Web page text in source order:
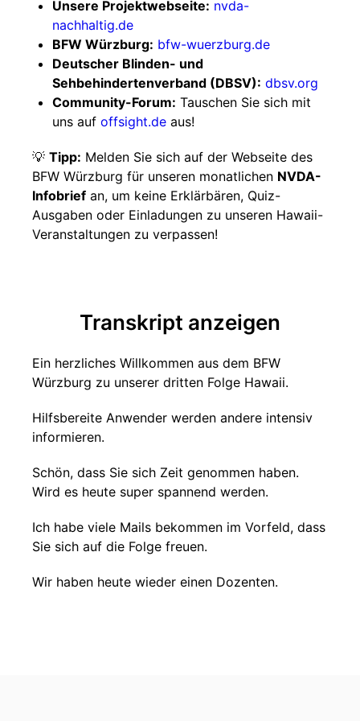
Unsere Projektwebseite: nvda-
nachhaltig.de
BFW Würzburg: bfw-wuerzburg.de
Deutscher Blinden- und
Sehbehindertenverband (DBSV): dbsv.org
Community-Forum: Tauschen Sie sich mit
uns auf offsight.de aus!
💡 Tipp: Melden Sie sich auf der Webseite des
BFW Würzburg für unseren monatlichen NVDA-
Infobrief an, um keine Erklärbären, Quiz-
Ausgaben oder Einladungen zu unseren Hawaii-
Veranstaltungen zu verpassen!
Transkript anzeigen
Ein herzliches Willkommen aus dem BFW
Würzburg zu unserer dritten Folge Hawaii.
Hilfsbereite Anwender werden andere intensiv
informieren.
Schön, dass Sie sich Zeit genommen haben.
Wird es heute super spannend werden.
Ich habe viele Mails bekommen im Vorfeld, dass
Sie sich auf die Folge freuen.
Wir haben heute wieder einen Dozenten.